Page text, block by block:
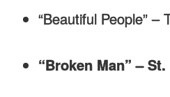
“Beautiful People” –
“Broken Man” –